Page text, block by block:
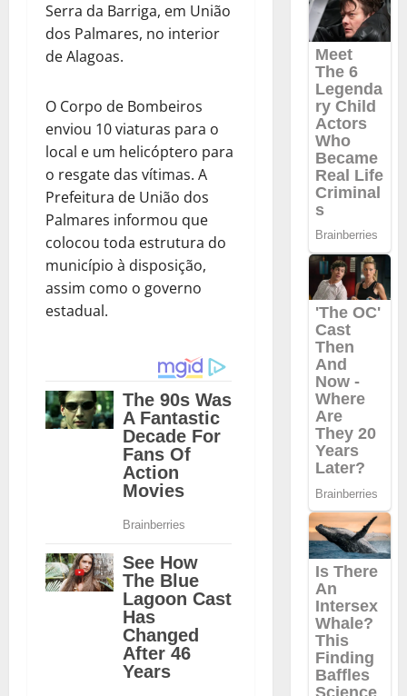
Serra da Barriga, em União
dos Palmares, no interior
de Alagoas.
O Corpo de Bombeiros
enviou 10 viaturas para o
local e um helicóptero para
o resgate das vítimas. A
Prefeitura de União dos
Palmares informou que
colocou toda estrutura do
município à disposição,
assim como o governo
estadual.